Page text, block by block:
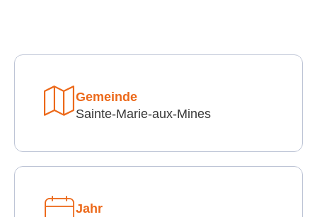
Gemeinde
Sainte-Marie-aux-Mines
Jahr